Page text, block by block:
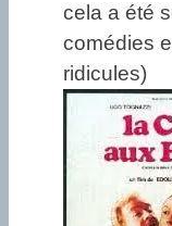
cela a été
comédies
ridicules)